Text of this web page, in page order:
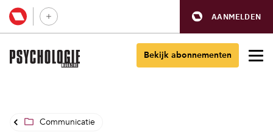
AANMELDEN
Bekijk abonnementen
Communicatie